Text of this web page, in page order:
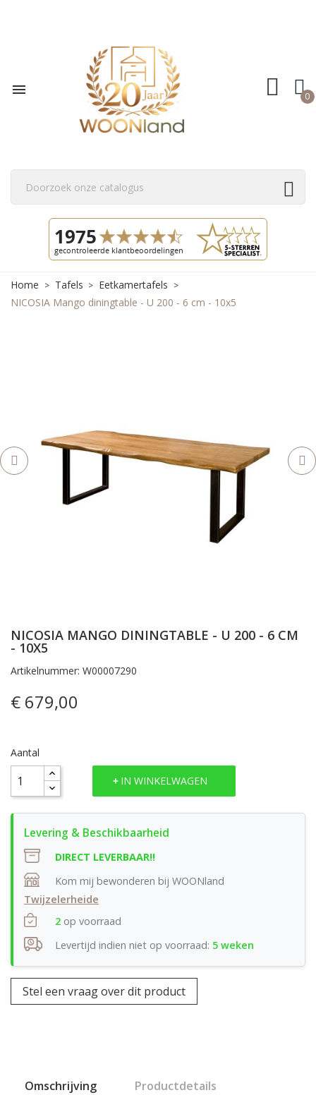
 0
Home Tafels
Eetkamertafels
NICOSIA Mango diningtable - U 200 - 6 cm - 10x5
NICOSIA MANGO DININGTABLE - U 200 - 6 CM
- 10X5
Artikelnummer: W00007290
€ 679,00
Aantal
IN WINKELWAGEN
DIRECT LEVERBAAR!!
Kom mij bewonderen bij WOONland
Twijzelerheide
2 op voorraad
Levertijd indien niet op voorraad: 5 weken
Stel een vraag over dit product
Omschrijving Productdetails